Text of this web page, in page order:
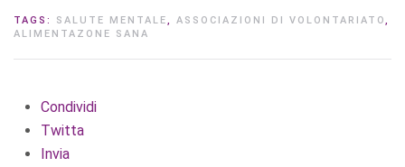
TAGS: SALUTE MENTALE, ASSOCIAZIONI DI VOLONTARIATO,
ALIMENTAZONE SANA
Condividi
Twitta
Invia